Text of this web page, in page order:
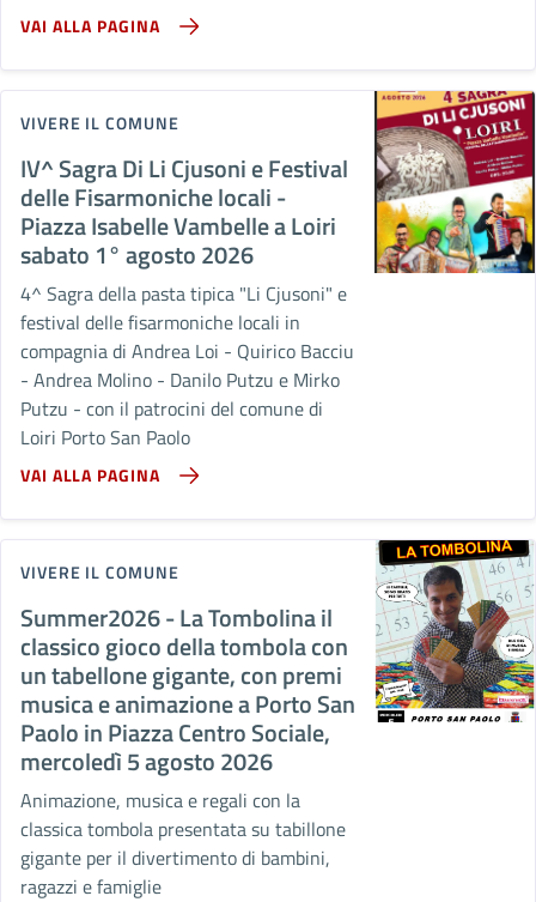
VAI ALLA PAGINA
VIVERE IL COMUNE
IV^ Sagra Di Li Cjusoni e Festival
delle Fisarmoniche locali -
Piazza Isabelle Vambelle a Loiri
sabato 1° agosto 2026
4^ Sagra della pasta tipica "Li Cjusoni" e
festival delle fisarmoniche locali in
compagnia di Andrea Loi - Quirico Bacciu
- Andrea Molino - Danilo Putzu e Mirko
Putzu - con il patrocini del comune di
Loiri Porto San Paolo
VAI ALLA PAGINA
VIVERE IL COMUNE
Summer2026 - La Tombolina il
classico gioco della tombola con
un tabellone gigante, con premi
musica e animazione a Porto San
Paolo in Piazza Centro Sociale,
mercoledì 5 agosto 2026
Animazione, musica e regali con la
classica tombola presentata su tabillone
gigante per il divertimento di bambini,
ragazzi e famiglie